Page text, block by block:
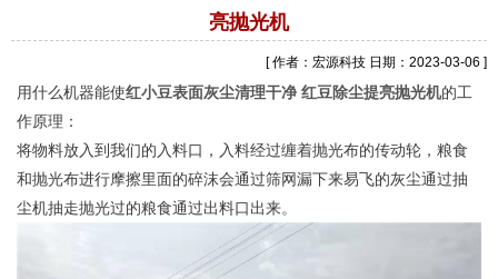
亮抛光机
[ 作者：宏源科技 日期：2023-03-06 ]
用什么机器能使红小豆表面灰尘清理干净 红豆除尘提亮抛光机的工
作原理：
将物料放入到我们的入料口，入料经过缠着抛光布的传动轮，粮食
和抛光布进行摩擦里面的碎沫会通过筛网漏下来易飞的灰尘通过抽
尘机抽走抛光过的粮食通过出料口出来。